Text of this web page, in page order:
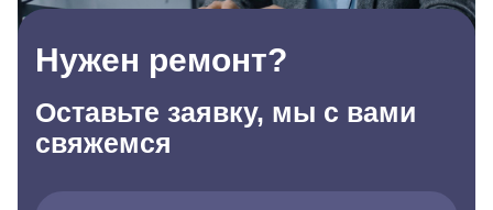
Нужен ремонт?
Оставьте заявку, мы с вами
свяжемся